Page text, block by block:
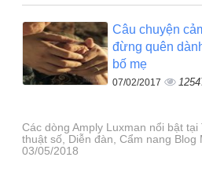
Câu chuyện
đừng quên
bố mẹ
07/02/2017
Các dòng Amply Luxman nổi bật tại
thuật số, Diễn đàn, Cẩm nang Blog
03/05/2018